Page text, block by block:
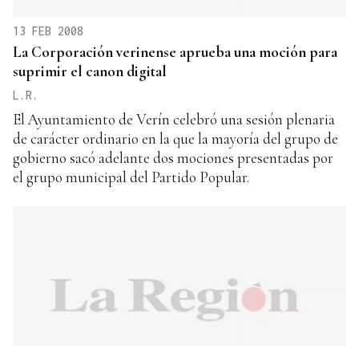
13 FEB 2008
La Corporación verinense aprueba una moción para
suprimir el canon digital
L.R.
El Ayuntamiento de Verín celebró una sesión plenaria
de carácter ordinario en la que la mayoría del grupo de
gobierno sacó adelante dos mociones presentadas por
el grupo municipal del Partido Popular.